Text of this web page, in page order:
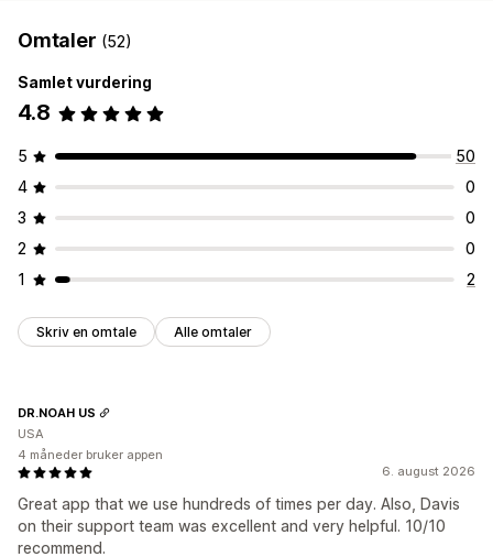
Omtaler (52)
Samlet vurdering
4.8
5
50
4
0
3
0
2
0
1
2
Skriv en omtale Alle omtaler
6. august 2026
Great app that we use hundreds of times per day. Also, Davis
on their support team was excellent and very helpful. 10/10
recommend.
DR.NOAH US
USA
4 måneder bruker appen